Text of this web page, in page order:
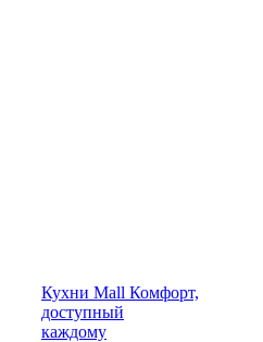
Кухни Mall Комфорт,
доступный
каждому